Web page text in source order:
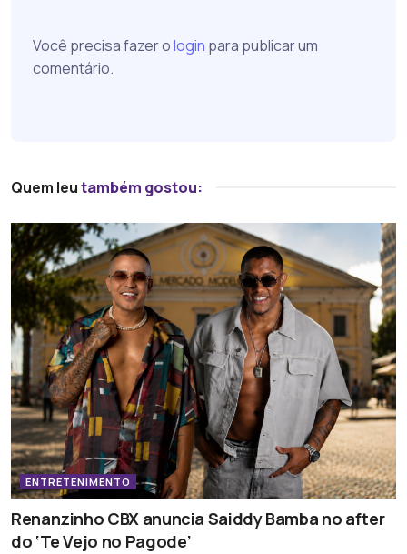
Você precisa fazer ologin para publicar um
comentário.
Quem leutambém gostou:
ENTRETENIMENTO
Renanzinho CBX anuncia Saiddy Bamba no after
do ‘Te Vejo no Pagode’